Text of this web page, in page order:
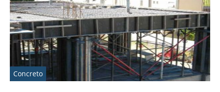
Concreto